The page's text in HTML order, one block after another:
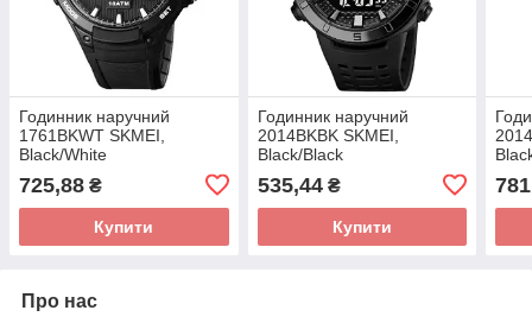
Годинник наручний
1761BKWT SKMEI,
Black/White
725,88 ₴
Купити
Годинник наручний
2014BKBK SKMEI,
Black/Black
535,44₴
Купити
Про нас